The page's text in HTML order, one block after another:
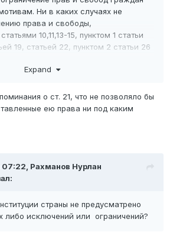
Ни в каких случаях не
права и свободы,
10,11,13-15, пунктом 1 статьи
19, статьей 22, пунктом 2 статьи 26
Expand
о ст. 21, что не позволяло бы
ею права ни под каким
Рахманов Нурлан
страны не предусматрено
либо исключений или ограничений?